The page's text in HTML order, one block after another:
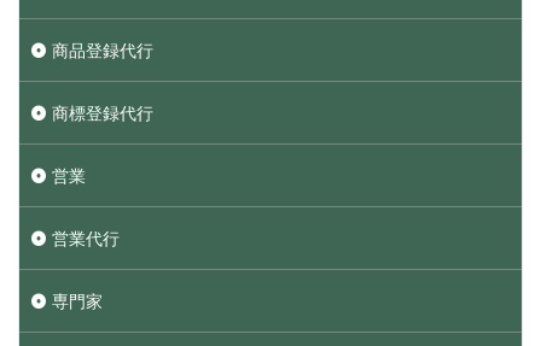
商品登録代行
商標登録代行
営業
営業代行
専門家